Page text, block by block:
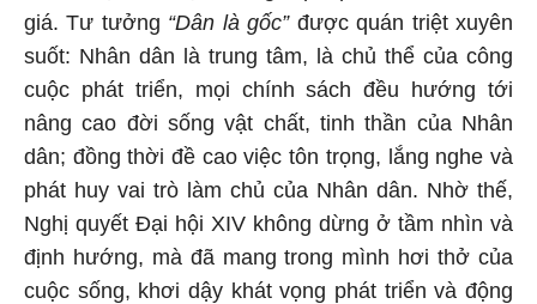
giá. Tư tưởng “Dân là gốc”được quán triệt xuyên
suốt: Nhân dân là trung tâm, là chủ thể của công
cuộc phát triển, mọi chính sách đều hướng tới
nâng cao đời sống vật chất, tinh thần của Nhân
dân; đồng thời đề cao việc tôn trọng, lắng nghe và
phát huy vai trò làm chủ của Nhân dân. Nhờ thế,
Nghị quyết Đại hội XIV không dừng ở tầm nhìn và
định hướng, mà đã mang trong mình hơi thở của
cuộc sống, khơi dậy khát vọng phát triển và động